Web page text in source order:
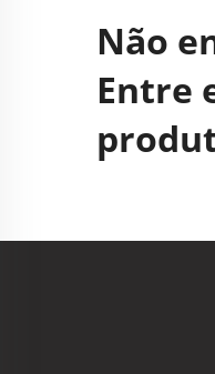
Não
Entre